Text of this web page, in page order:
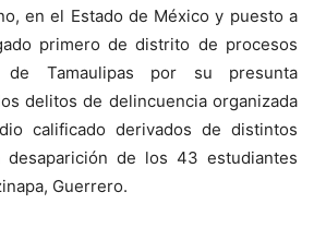
en el Estado de México y puesto a
primero de distrito de procesos
de Tamaulipas por su presunta
delitos de delincuencia organizada
calificado derivados de distintos
desaparición de los 43 estudiantes
Guerrero.